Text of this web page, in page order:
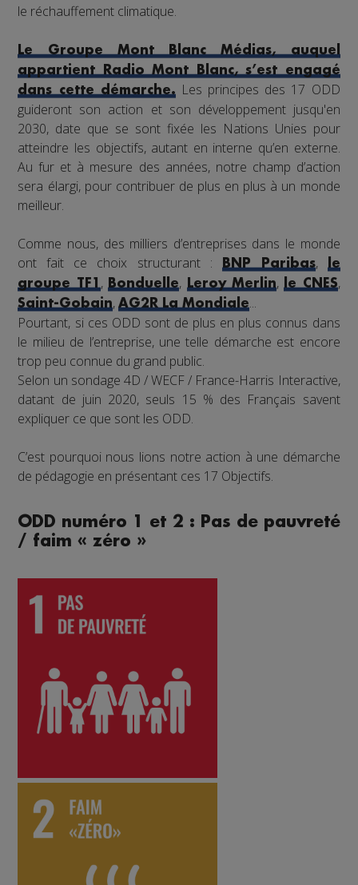
le réchauffement climatique.
Le Groupe Mont Blanc Médias, auquel
appartient Radio Mont Blanc, s’est engagé
dans cette démarche.Les principes des 17 ODD
guideront son action et son développement jusqu'en
2030, date que se sont fixée les Nations Unies pour
atteindre les objectifs, autant en interne qu’en externe.
Au fur et à mesure des années, notre champ d’action
sera élargi, pour contribuer de plus en plus à un monde
meilleur.
Comme nous, des milliers d’entreprises dans le monde
ont fait ce choix structurant :
BNP Paribas,
le
groupe TF1,Bonduelle, Leroy Merlin,le CNES,
Saint-Gobain,AG2R La Mondiale...
Pourtant, si ces ODD sont de plus en plus connus dans
le milieu de l’entreprise, une telle démarche est encore
trop peu connue du grand public.
Selon un sondage 4D / WECF / France-Harris Interactive,
datant de juin 2020, seuls 15 % des Français savent
expliquer ce que sont les ODD.
C’est pourquoi nous lions notre action à une démarche
de pédagogie en présentant ces 17 Objectifs.
ODD numéro 1 et 2 : Pas de pauvreté
/ faim « zéro »